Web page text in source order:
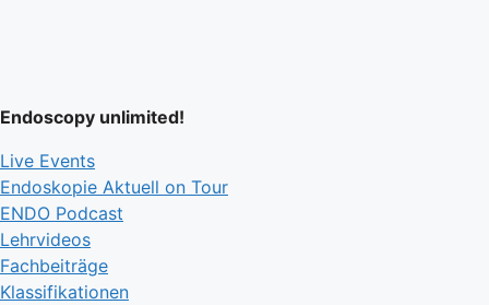
Endoscopy unlimited!
Live Events
Endoskopie Aktuell on Tour
ENDO Podcast
Lehrvideos
Fachbeiträge
Klassifikationen